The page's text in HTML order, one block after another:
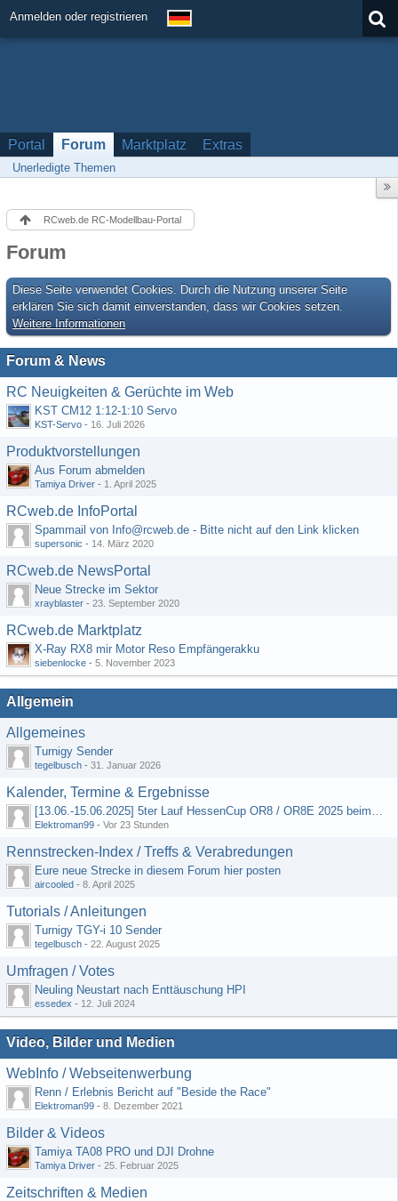
Anmelden oder registrieren
Portal Forum Marktplatz Extras
Unerledigte Themen
RCweb.de RC-Modellbau-Portal
Forum
Diese Seite verwendet Cookies. Durch die Nutzung unserer Seite
erklären Sie sich damit einverstanden, dass wir Cookies setzen.
Weitere Informationen
Forum & News
RC Neuigkeiten & Gerüchte im Web
KST CM12 1:12-1:10 Servo
KST-Servo - 16. Juli 2026
Produktvorstellungen
Aus Forum abmelden
Tamiya Driver - 1. April 2025
RCweb.de InfoPortal
Spammail von Info@rcweb.de - Bitte nicht auf den Link klicken
supersonic - 14. März 2020
RCweb.de NewsPortal
Neue Strecke im Sektor
xrayblaster - 23. September 2020
RCweb.de Marktplatz
X-Ray RX8 mir Motor Reso Empfängerakku
siebenlocke - 5. November 2023
Allgemein
Allgemeines
Turnigy Sender
tegelbusch - 31. Januar 2026
Kalender, Termine & Ergebnisse
[13.06.-15.06.2025] 5ter Lauf HessenCup OR8 / OR8E 2025 beim MSC Ober-Mörlen e.V.
Elektroman99 - Vor 23 Stunden
Rennstrecken-Index / Treffs & Verabredungen
Eure neue Strecke in diesem Forum hier posten
aircooled - 8. April 2025
Tutorials / Anleitungen
Turnigy TGY-i 10 Sender
tegelbusch - 22. August 2025
Umfragen / Votes
Neuling Neustart nach Enttäuschung HPI
essedex - 12. Juli 2024
Video, Bilder und Medien
WebInfo / Webseitenwerbung
Renn / Erlebnis Bericht auf "Beside the Race"
Elektroman99 - 8. Dezember 2021
Bilder & Videos
Tamiya TA08 PRO und DJI Drohne
Tamiya Driver - 25. Februar 2025
Zeitschriften & Medien